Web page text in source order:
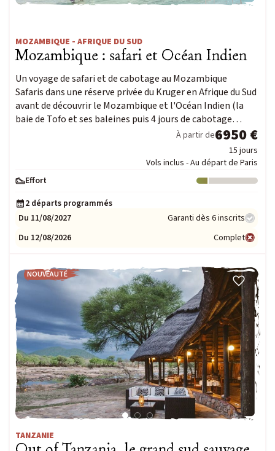
MOZAMBIQUE - AFRIQUE DU SUD
Mozambique : safari et Océan Indien
Un voyage de safari et de cabotage au Mozambique
Safaris dans une réserve privée du Kruger en Afrique du Sud
avant de découvrir le Mozambique et l'Océan Indien (la
baie de Tofo et ses baleines puis 4 jours de cabotage…
À partir de6950 €
15 jours
Vols inclus - Au départ de Paris
Effort
Niveau : 1
2 départs programmés
Du 11/08/2027
Garanti dès 6 inscrits
Du 12/08/2026
Complet
NOUVEAUTÉ
TANZANIE